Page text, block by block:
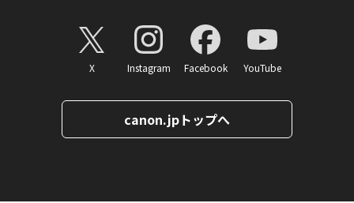
X Instagram Facebook YouTube
canon.jpトップへ